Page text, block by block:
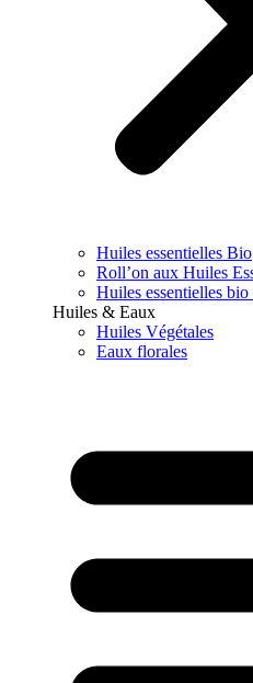
Huiles essentielles Bio
Roll’on aux Huiles
Huiles essentielles
Huiles & Eaux
Huiles Végétales
Eaux florales